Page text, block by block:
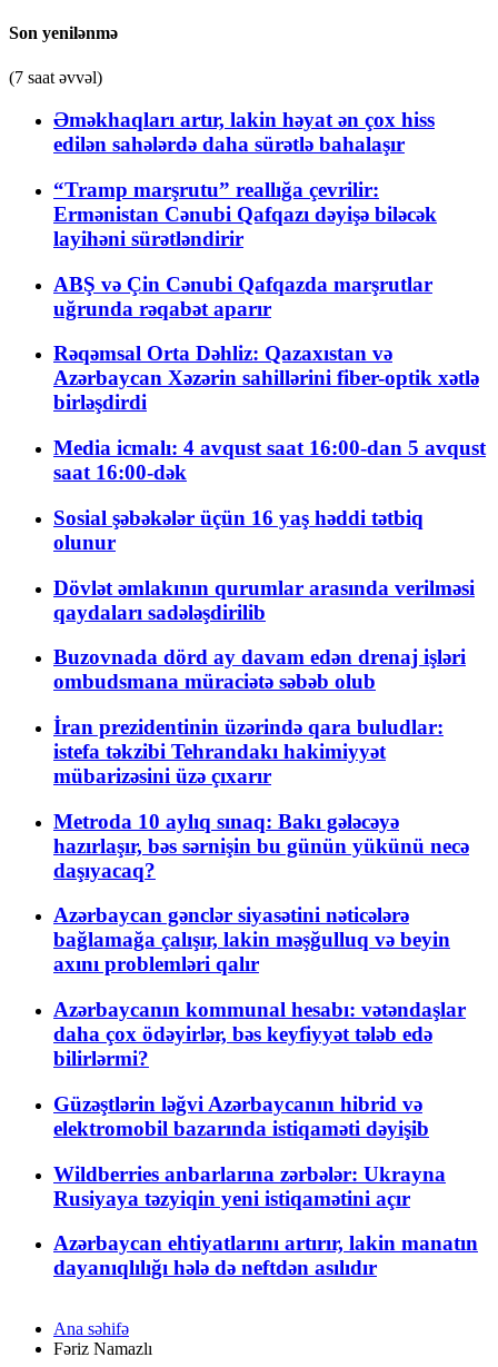
Son yenilənmə
(7 saat əvvəl)
Əməkhaqları artır, lakin həyat ən çox hiss
edilən sahələrdə daha sürətlə bahalaşır
“Tramp marşrutu” reallığa çevrilir:
Ermənistan Cənubi Qafqazı dəyişə biləcək
layihəni sürətləndirir
ABŞ və Çin Cənubi Qafqazda marşrutlar
uğrunda rəqabət aparır
Rəqəmsal Orta Dəhliz: Qazaxıstan və
Azərbaycan Xəzərin sahillərini fiber-optik xətlə
birləşdirdi
Media icmalı: 4 avqust saat 16:00-dan 5 avqust
saat 16:00-dək
Sosial şəbəkələr üçün 16 yaş həddi tətbiq
olunur
Dövlət əmlakının qurumlar arasında verilməsi
qaydaları sadələşdirilib
Buzovnada dörd ay davam edən drenaj işləri
ombudsmana müraciətə səbəb olub
İran prezidentinin üzərində qara buludlar:
istefa təkzibi Tehrandakı hakimiyyət
mübarizəsini üzə çıxarır
Metroda 10 aylıq sınaq: Bakı gələcəyə
hazırlaşır, bəs sərnişin bu günün yükünü necə
daşıyacaq?
Azərbaycan gənclər siyasətini nəticələrə
bağlamağa çalışır, lakin məşğulluq və beyin
axını problemləri qalır
Azərbaycanın kommunal hesabı: vətəndaşlar
daha çox ödəyirlər, bəs keyfiyyət tələb edə
bilirlərmi?
Güzəştlərin ləğvi Azərbaycanın hibrid və
elektromobil bazarında istiqaməti dəyişib
Wildberries anbarlarına zərbələr: Ukrayna
Rusiyaya təzyiqin yeni istiqamətini açır
Azərbaycan ehtiyatlarını artırır, lakin manatın
dayanıqlılığı hələ də neftdən asılıdır
Ana səhifə
Fəriz Namazlı